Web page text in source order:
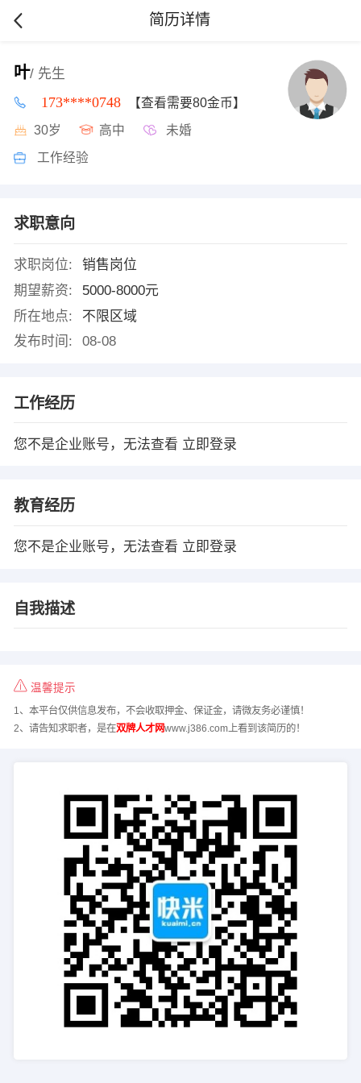
简历详情
叶/ 先生
173****0748 【查看需要80金币】
30岁 高中 未婚
工作经验
求职意向
求职岗位:
销售岗位
期望薪资:
5000-8000元
所在地点:
不限区域
发布时间:
08-08
工作经历
您不是企业账号，无法查看 立即登录
教育经历
您不是企业账号，无法查看 立即登录
自我描述
温馨提示
1、本平台仅供信息发布，不会收取押金、保证金，请微友务必谨慎！
2、请告知求职者，是在双牌人才网www.j386.com上看到该简历的！